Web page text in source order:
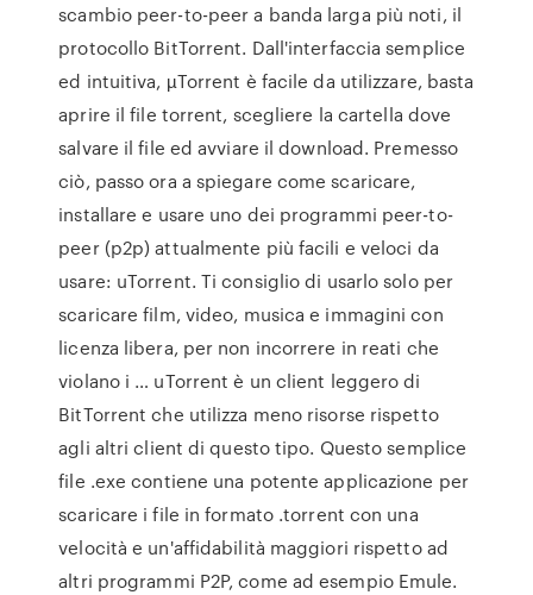
scambio peer-to-peer a banda larga più noti, il
protocollo BitTorrent. Dall'interfaccia semplice
ed intuitiva, µTorrent è facile da utilizzare, basta
aprire il file torrent, scegliere la cartella dove
salvare il file ed avviare il download. Premesso
ciò, passo ora a spiegare come scaricare,
installare e usare uno dei programmi peer-to-
peer (p2p) attualmente più facili e veloci da
usare: uTorrent. Ti consiglio di usarlo solo per
scaricare film, video, musica e immagini con
licenza libera, per non incorrere in reati che
violano i … uTorrent è un client leggero di
BitTorrent che utilizza meno risorse rispetto
agli altri client di questo tipo. Questo semplice
file .exe contiene una potente applicazione per
scaricare i file in formato .torrent con una
velocità e un'affidabilità maggiori rispetto ad
altri programmi P2P, come ad esempio Emule.